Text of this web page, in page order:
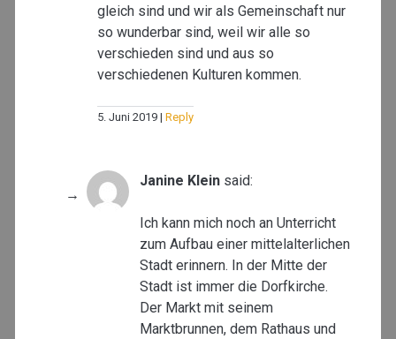
gleich sind und wir als Gemeinschaft nur
so wunderbar sind, weil wir alle so
verschieden sind und aus so
verschiedenen Kulturen kommen.
5. Juni 2019 Reply
Janine Klein said:
Ich kann mich noch an Unterricht
zum Aufbau einer mittelalterlichen
Stadt erinnern. In der Mitte der
Stadt ist immer die Dorfkirche.
Der Markt mit seinem
Marktbrunnen, dem Rathaus und